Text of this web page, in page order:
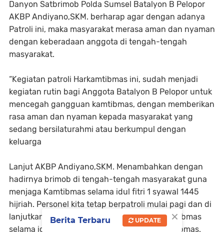
Danyon Satbrimob Polda Sumsel Batalyon B Pelopor
AKBP Andiyano,SKM. berharap agar dengan adanya
Patroli ini, maka masyarakat merasa aman dan nyaman
dengan keberadaan anggota di tengah-tengah
masyarakat.
“Kegiatan patroli Harkamtibmas ini, sudah menjadi
kegiatan rutin bagi Anggota Batalyon B Pelopor untuk
mencegah gangguan kamtibmas, dengan memberikan
rasa aman dan nyaman kepada masyarakat yang
sedang bersilaturahmi atau berkumpul dengan
keluarga
Lanjut AKBP Andiyano,SKM. Menambahkan dengan
hadirnya brimob di tengah-tengah masyarakat guna
menjaga Kamtibmas selama idul fitri 1 syawal 1445
hijriah. Personel kita tetap berpatroli mulai pagi dan di
lanjutkan malam harinya guna menjaga Kamtibmas
selama idul Fitri ini jauh dari gangguan Kamtibmas.
×
Berita Terbaru UPDATE